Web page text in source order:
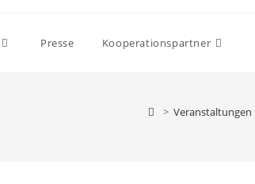
Presse Kooperationspartner
> Veranstaltungen